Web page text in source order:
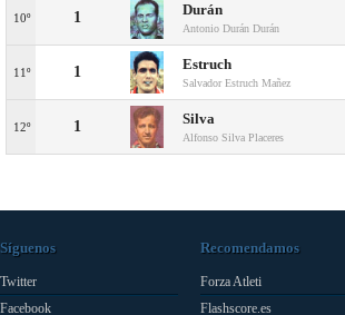
10º 1 Durán
Antonio Durán Durán
11º 1 Estruch
Salvador Estruch Mañez
12º 1 Silva
Alfonso Silva Placeres
Síguenos
Twitter
Facebook
Recomendamos
Forza Atleti
Flashscore.es